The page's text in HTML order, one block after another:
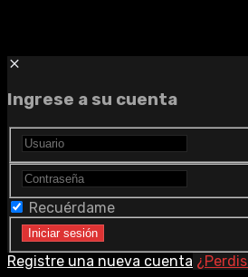
Ingrese a su cuenta
Recuérdame
Registre una nueva cuenta